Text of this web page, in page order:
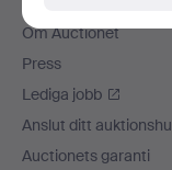
Om Auctionet
Press
Lediga jobb
Anslut ditt
Auctionets garanti